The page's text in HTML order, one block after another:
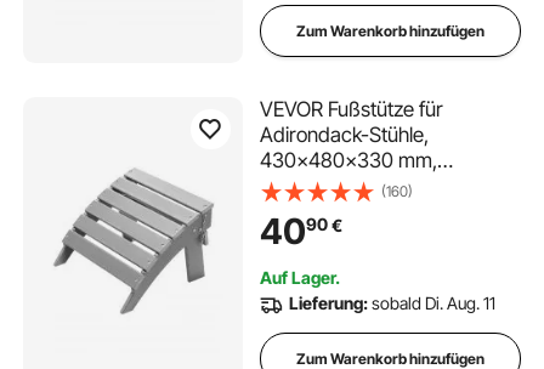
Zum Warenkorb hinzufügen
VEVOR Fußstütze für
Adirondack-Stühle,
430x480x330 mm,
klappbarer Adirondack-
Ottomane aus HDPE-
Kunststoff, Gartenstuhl, weit
Veranda, Pool, Rasen,
Hinterhof, grau
(160)
4090€
Auf Lager.
Lieferung:sobald Di. Aug. 11
Zum Warenkorb hinzufügen